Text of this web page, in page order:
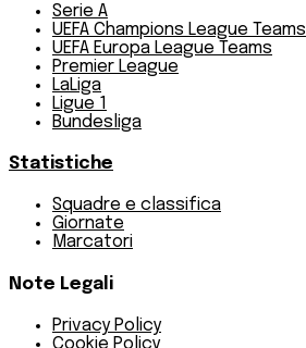
Serie A
UEFA Champions League Teams
UEFA Europa League Teams
Premier League
LaLiga
Ligue 1
Bundesliga
Statistiche
Squadre e classifica
Giornate
Marcatori
Note Legali
Privacy Policy
Cookie Policy